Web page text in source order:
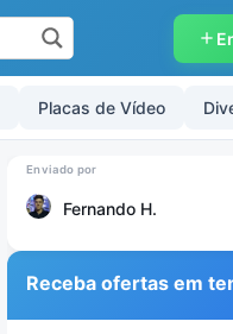
Placas de Vídeo
Fernando H.
Receba ofertas em